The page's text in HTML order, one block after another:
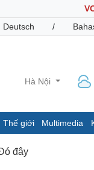
Deutsch /
Hà Nội
Thế giới Multimedia
Xã hội
đây